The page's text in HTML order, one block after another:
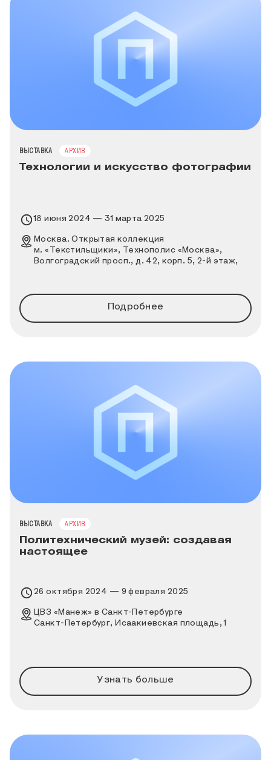
ТИП МЕРОПРИЯТИЯ
ВЫСТАВКА
АРХИВ
Технологии и искусство фотографии
Время проведения выставки
18 июня 2024 — 31 марта 2025
Место проведения выставки
Москва. Открытая коллекция
м. «Текстильщики», Технополис «Москва»,
Волгоградский просп., д. 42, корп. 5, 2-й этаж,
Подробнее
ТИП МЕРОПРИЯТИЯ
ВЫСТАВКА
АРХИВ
Политехнический музей: создавая
настоящее
Время проведения выставки
26 октября 2024 — 9 февраля 2025
Место проведения выставки
ЦВЗ «Манеж» в Санкт-Петербурге
Санкт-Петербург, Исаакиевская площадь, 1
Узнать больше